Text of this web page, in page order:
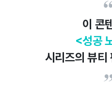
이 콘
<성공
시리즈의 뷰티